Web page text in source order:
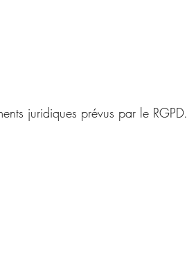
juridiques prévus par le RGPD.